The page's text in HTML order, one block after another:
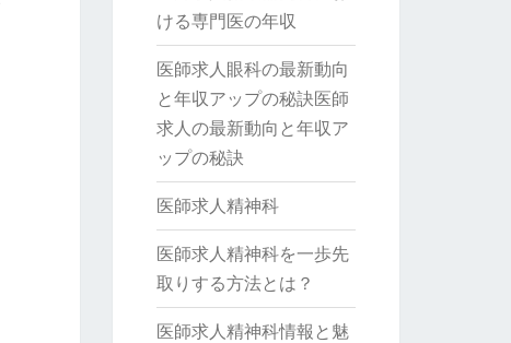
ける専門医の年収
医師求人眼科の最新動向
と年収アップの秘訣医師
求人の最新動向と年収ア
ップの秘訣
医師求人精神科
医師求人精神科を一歩先
取りする方法とは？
医師求人精神科情報と魅